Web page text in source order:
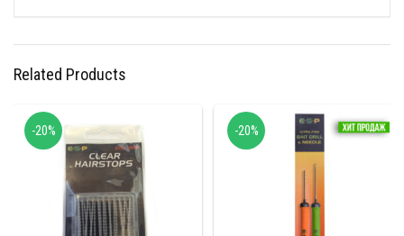
Related Products
-20% -20%